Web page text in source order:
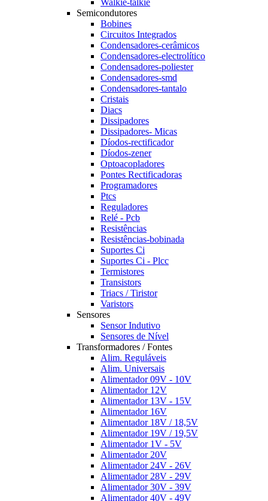
Walkie-talkie
Semicondutores
Bobines
Circuitos Integrados
Condensadores-cerâmicos
Condensadores-electrolítico
Condensadores-poliester
Condensadores-smd
Condensadores-tantalo
Cristais
Diacs
Dissipadores
Dissipadores- Micas
Díodos-rectificador
Díodos-zener
Optoacopladores
Pontes Rectificadoras
Programadores
Ptcs
Reguladores
Relé - Pcb
Resistências
Resistências-bobinada
Suportes Ci
Suportes Ci - Plcc
Termistores
Transistors
Triacs / Tiristor
Varistors
Sensores
Sensor Indutivo
Sensores de Nível
Transformadores / Fontes
Alim. Reguláveis
Alim. Universais
Alimentador 09V - 10V
Alimentador 12V
Alimentador 13V - 15V
Alimentador 16V
Alimentador 18V / 18,5V
Alimentador 19V / 19,5V
Alimentador 1V - 5V
Alimentador 20V
Alimentador 24V - 26V
Alimentador 28V - 29V
Alimentador 30V - 39V
Alimentador 40V - 49V